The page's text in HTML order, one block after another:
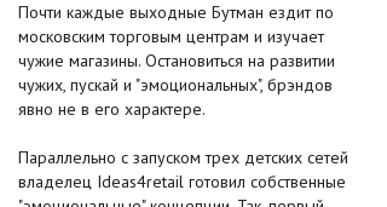
Почти каждые выходные Бутман ездит по
московским торговым центрам и изучает
чужие магазины. Остановиться на развитии
чужих, пускай и "эмоциональных", брэндов
явно не в его характере.
Параллельно с запуском трех детских сетей
владелец Ideas4retail готовил собственные